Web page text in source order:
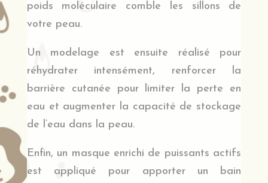
poids moléculaire comble les sillons de
votre peau.
Un modelage est ensuite réalisé pour
réhydrater intensément, renforcer la
barrière cutanée pour limiter la perte en
eau et augmenter la capacité de stockage
de l’eau dans la peau.
Enfin, un masque enrichi de puissants actifs
est appliqué pour apporter un bain